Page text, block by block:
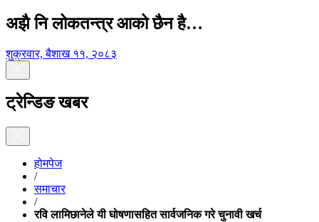
अझै नि लोकतन्त्र आको छैन है…
शुक्रवार, बैशाख ११, २०८३
ट्रेन्डिङ खबर
होमपेज
/
समाचार
/
रवि लामिछानेले यी घोषणासहित सार्वजनिक गरे चुनावी खर्च